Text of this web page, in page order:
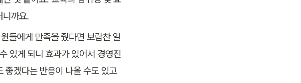
까요.
들에게 만족을 줬다면 보람찬 일
있게 되니 효과가 있어서 경영진
좋겠다는 반응이 나올 수도 있고